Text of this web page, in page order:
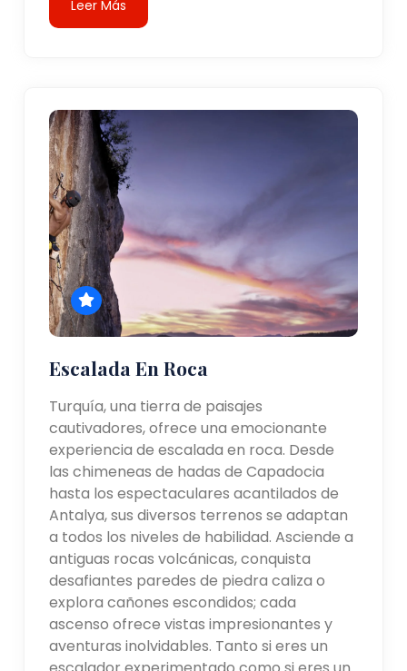
Leer Más
Escalada En Roca
Turquía, una tierra de paisajes
cautivadores, ofrece una emocionante
experiencia de escalada en roca. Desde
las chimeneas de hadas de Capadocia
hasta los espectaculares acantilados de
Antalya, sus diversos terrenos se adaptan
a todos los niveles de habilidad. Asciende a
antiguas rocas volcánicas, conquista
desafiantes paredes de piedra caliza o
explora cañones escondidos; cada
ascenso ofrece vistas impresionantes y
aventuras inolvidables. Tanto si eres un